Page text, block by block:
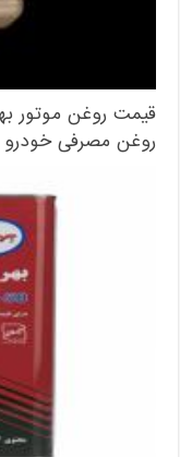
قیمت روغن موتور
روغن مصرفی خودرو